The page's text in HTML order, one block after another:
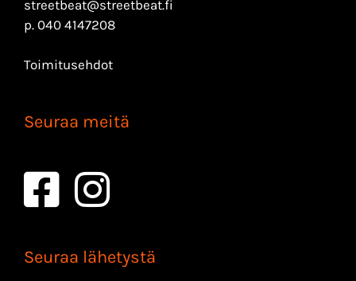
streetbeat@streetbeat.fi
p. 040 4147208
Toimitusehdot
Seuraa meitä
Seuraa lähetystä